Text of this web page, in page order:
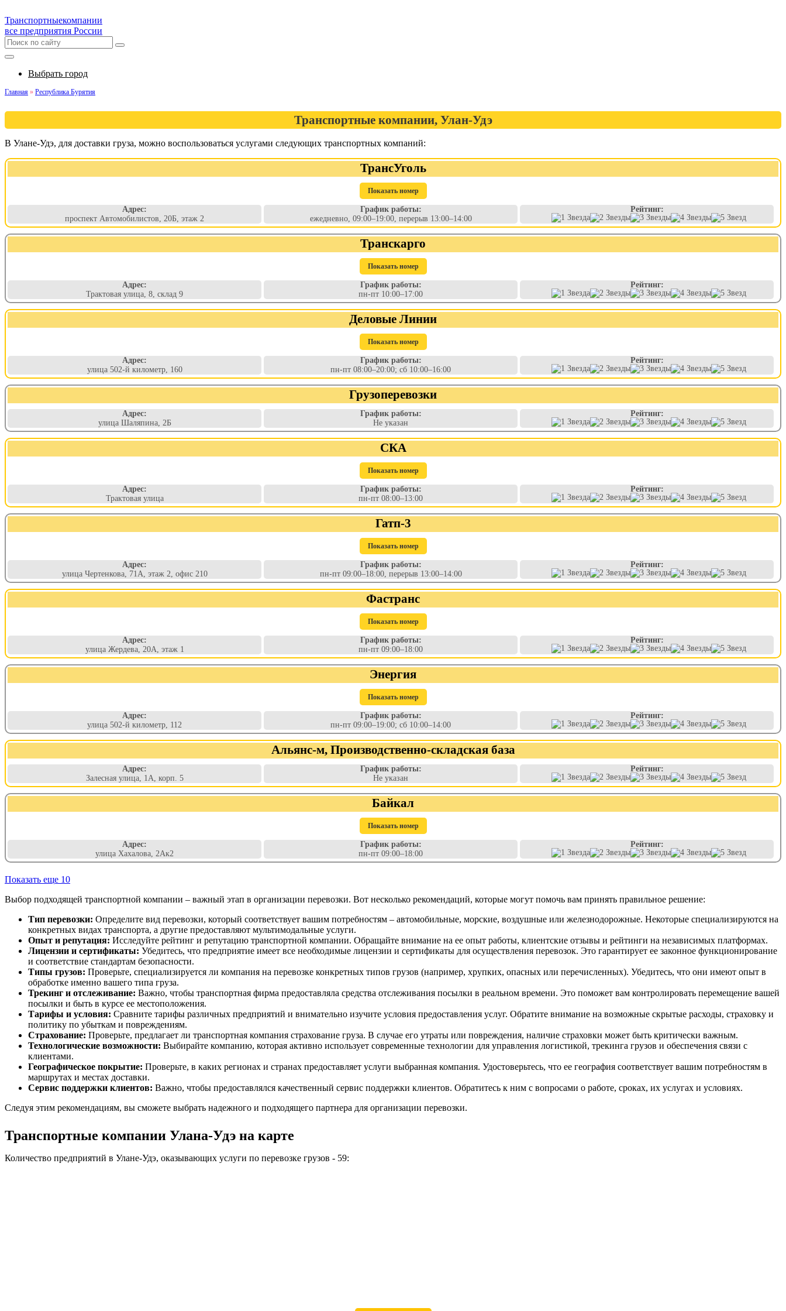
Транспортныекомпании
все предприятия России
Выбрать город
Главная » Республика Бурятия
Транспортные компании, Улан-Удэ
В Улане-Удэ, для доставки груза, можно воспользоваться услугами следующих транспортных компаний:
ТрансУголь
Показать номер
Адрес:
проспект Автомобилистов, 20Б, этаж 2
График работы:
ежедневно, 09:00–19:00, перерыв 13:00–14:00
Рейтинг:
Транскарго
Показать номер
Адрес:
Трактовая улица, 8, склад 9
График работы:
пн-пт 10:00–17:00
Рейтинг:
Деловые Линии
Показать номер
Адрес:
улица 502-й километр, 160
График работы:
пн-пт 08:00–20:00; сб 10:00–16:00
Рейтинг:
Грузоперевозки
Адрес:
улица Шаляпина, 2Б
График работы:
Не указан
Рейтинг:
СКА
Показать номер
Адрес:
Трактовая улица
График работы:
пн-пт 08:00–13:00
Рейтинг:
Гатп-3
Показать номер
Адрес:
улица Чертенкова, 71А, этаж 2, офис 210
График работы:
пн-пт 09:00–18:00, перерыв 13:00–14:00
Рейтинг:
Фастранс
Показать номер
Адрес:
улица Жердева, 20А, этаж 1
График работы:
пн-пт 09:00–18:00
Рейтинг:
Энергия
Показать номер
Адрес:
улица 502-й километр, 112
График работы:
пн-пт 09:00–19:00; сб 10:00–14:00
Рейтинг:
Альянс-м, Производственно-складская база
Адрес:
Залесная улица, 1А, корп. 5
График работы:
Не указан
Рейтинг:
Байкал
Показать номер
Адрес:
улица Хахалова, 2Ак2
График работы:
пн-пт 09:00–18:00
Рейтинг:
Показать еще 10
Выбор подходящей транспортной компании – важный этап в организации перевозки. Вот несколько рекомендаций, которые могут помочь вам принять правильное решение:
Тип перевозки: Определите вид перевозки, который соответствует вашим потребностям – автомобильные, морские, воздушные или железнодорожные. Некоторые специализируются на
конкретных видах транспорта, а другие предоставляют мультимодальные услуги.
Опыт и репутация: Исследуйте рейтинг и репутацию транспортной компании. Обращайте внимание на ее опыт работы, клиентские отзывы и рейтинги на независимых платформах.
Лицензии и сертификаты: Убедитесь, что предприятие имеет все необходимые лицензии и сертификаты для осуществления перевозок. Это гарантирует ее законное функционирование
и соответствие стандартам безопасности.
Типы грузов: Проверьте, специализируется ли компания на перевозке конкретных типов грузов (например, хрупких, опасных или перечисленных). Убедитесь, что они имеют опыт в
обработке именно вашего типа груза.
Трекинг и отслеживание: Важно, чтобы транспортная фирма предоставляла средства отслеживания посылки в реальном времени. Это поможет вам контролировать перемещение вашей
посылки и быть в курсе ее местоположения.
Тарифы и условия: Сравните тарифы различных предприятий и внимательно изучите условия предоставления услуг. Обратите внимание на возможные скрытые расходы, страховку и
политику по убыткам и повреждениям.
Страхование: Проверьте, предлагает ли транспортная компания страхование груза. В случае его утраты или повреждения, наличие страховки может быть критически важным.
Технологические возможности: Выбирайте компанию, которая активно использует современные технологии для управления логистикой, трекинга грузов и обеспечения связи с
клиентами.
Географическое покрытие: Проверьте, в каких регионах и странах предоставляет услуги выбранная компания. Удостоверьтесь, что ее география соответствует вашим потребностям в
маршрутах и местах доставки.
Сервис поддержки клиентов: Важно, чтобы предоставлялся качественный сервис поддержки клиентов. Обратитесь к ним с вопросами о работе, сроках, их услугах и условиях.
Следуя этим рекомендациям, вы сможете выбрать надежного и подходящего партнера для организации перевозки.
Транспортные компании Улана-Удэ на карте
Количество предприятий в Улане-Удэ, оказывающих услуги по перевозке грузов - 59: